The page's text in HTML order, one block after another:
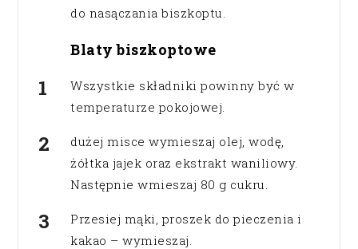
do nasączania biszkoptu.
Blaty biszkoptowe
Wszystkie składniki powinny być w
temperaturze pokojowej.
dużej misce wymieszaj olej, wodę,
żółtka jajek oraz ekstrakt waniliowy.
Następnie wmieszaj 80 g cukru.
Przesiej mąki, proszek do pieczenia i
kakao – wymieszaj.